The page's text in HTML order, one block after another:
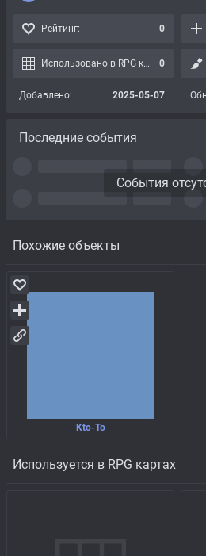
Похожие объекты
Kto-To
Используется в RPG картах
Рейтинг: 0
Использовано в RPG картах: 0
Добавлено: 2025-05-07
Последние события
События